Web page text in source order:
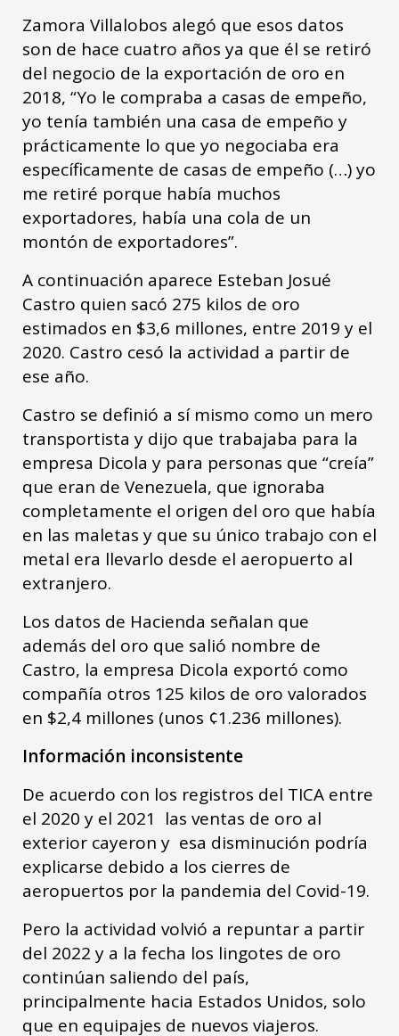
Zamora Villalobos alegó que esos datos
son de hace cuatro años ya que él se retiró
del negocio de la exportación de oro en
2018, “Yo le compraba a casas de empeño,
yo tenía también una casa de empeño y
prácticamente lo que yo negociaba era
específicamente de casas de empeño (…) yo
me retiré porque había muchos
exportadores, había una cola de un
montón de exportadores”.
A continuación aparece Esteban Josué
Castro quien sacó 275 kilos de oro
estimados en $3,6 millones, entre 2019 y el
2020. Castro cesó la actividad a partir de
ese año.
Castro se definió a sí mismo como un mero
transportista y dijo que trabajaba para la
empresa Dicola y para personas que “creía”
que eran de Venezuela, que ignoraba
completamente el origen del oro que había
en las maletas y que su único trabajo con el
metal era llevarlo desde el aeropuerto al
extranjero.
Los datos de Hacienda señalan que
además del oro que salió nombre de
Castro, la empresa Dicola exportó como
compañía otros 125 kilos de oro valorados
en $2,4 millones (unos ¢1.236 millones).
Información inconsistente
De acuerdo con los registros del TICA entre
el 2020 y el 2021 las ventas de oro al
exterior cayeron y esa disminución podría
explicarse debido a los cierres de
aeropuertos por la pandemia del Covid-19.
Pero la actividad volvió a repuntar a partir
del 2022 y a la fecha los lingotes de oro
continúan saliendo del país,
principalmente hacia Estados Unidos, solo
que en equipajes de nuevos viajeros.